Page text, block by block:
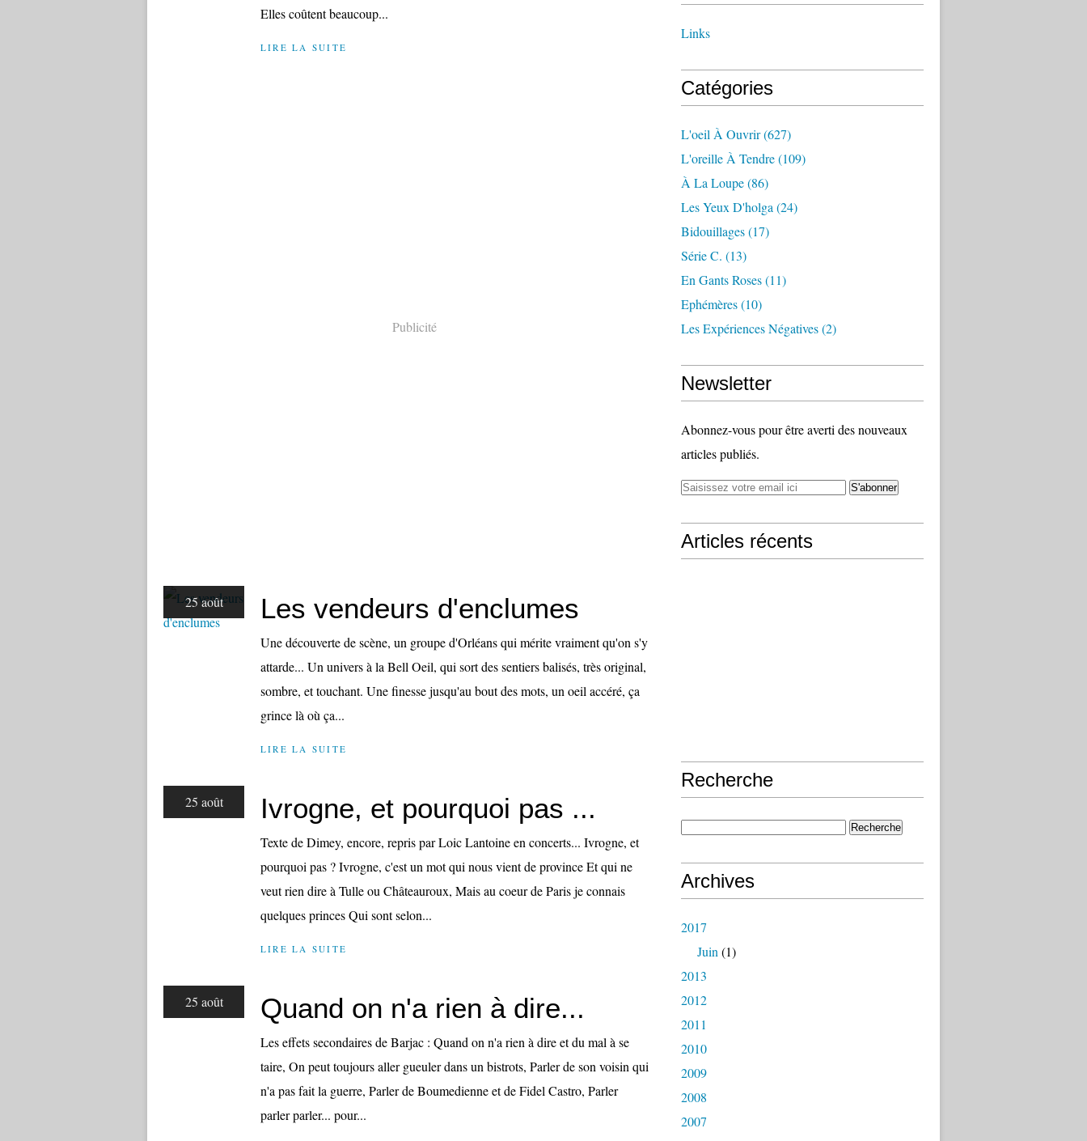
Elles coûtent beaucoup...
LIRE LA SUITE
Publicité
25 août Les vendeurs d'enclumes
Une découverte de scène, un groupe d'Orléans qui mérite vraiment qu'on s'y
attarde... Un univers à la Bell Oeil, qui sort des sentiers balisés, très original,
sombre, et touchant. Une finesse jusqu'au bout des mots, un oeil accéré, ça
grince là où ça...
LIRE LA SUITE
25 août Ivrogne, et pourquoi pas ...
Texte de Dimey, encore, repris par Loic Lantoine en concerts... Ivrogne, et
pourquoi pas ? Ivrogne, c'est un mot qui nous vient de province Et qui ne
veut rien dire à Tulle ou Châteauroux, Mais au coeur de Paris je connais
quelques princes Qui sont selon...
LIRE LA SUITE
25 août Quand on n'a rien à dire...
Les effets secondaires de Barjac : Quand on n'a rien à dire et du mal à se
taire, On peut toujours aller gueuler dans un bistrots, Parler de son voisin qui
n'a pas fait la guerre, Parler de Boumedienne et de Fidel Castro, Parler
parler parler... pour...
Links
Catégories
L'oeil À Ouvrir(627)
L'oreille À Tendre(109)
À La Loupe(86)
Les Yeux D'holga (24)
Bidouillages(17)
Série C. (13)
En Gants Roses(11)
Ephémères(10)
Les Expériences Négatives(2)
Newsletter
Abonnez-vous pour être averti des nouveaux
articles publiés.
Articles récents
Recherche
Archives
2017
Juin (1)
2013
2012
2011
2010
2009
2008
2007